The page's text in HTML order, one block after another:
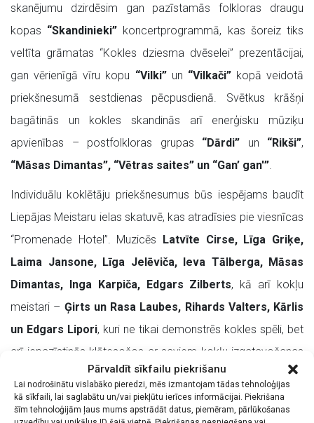
Pārvaldīt sīkfailu piekrišanu
Lai nodrošinātu vislabāko pieredzi, mēs izmantojam tādas tehnoloģijas
kā sīkfaili, lai saglabātu un/vai piekļūtu ierīces informācijai. Piekrišana
šīm tehnoloģijām ļaus mums apstrādāt datus, piemēram, pārlūkošanas
skanējumu dzirdēsim gan pazīstamās folkloras draugu
kopas “Skandinieki” koncertprogrammā, kas šoreiz tiks
veltīta grāmatas “Kokles dziesma dvēselei” prezentācijai,
gan vērienīgā vīru kopu “Vilki”un “Vilkači”kopā veidotā
priekšnesumā sestdienas pēcpusdienā. Svētkus krāšņi
bagātinās un kokles skandinās arī enerģisku mūziķu
apvienības – postfolkloras grupas “Dārdi” un “Rikši”,
“Māsas Dimantas”, “Vētras saites” un “Gan’ gan'”
Individuālu koklētāju priekšnesumus būs iespējams baudīt
Liepājas Meistaru ielas skatuvē, kas atradīsies pie viesnīcas
“Promenade Hotel”. Muzicēs Latvīte Cirse, Līga Griķe,
Laima Jansone, Līga Jelēviča, Ieva Tālberga, Māsas
Dimantas, Inga Karpiča, Edgars Zilberts, kā arī kokļu
meistari – Ģirts un Rasa Laubes, Rihards Valters, Kārlis
un Edgars Lipori, kuri ne tikai demonstrēs kokles spēli, bet
arī iepazīstinās klātesošos ar saviem kokļu izgatavošanas
Īpašs notikums svētkos ir jaunākokļu mūzikas albuma un